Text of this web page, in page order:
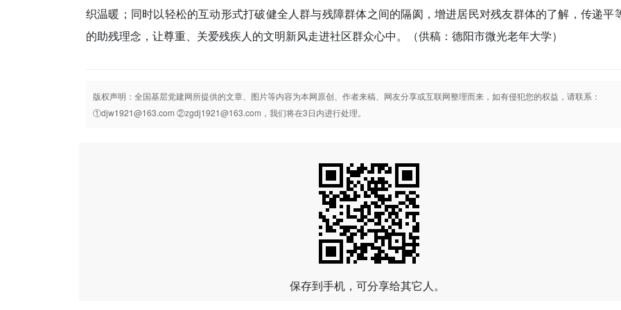
织温暖；同时以轻松的互动形式打破健全人群与残障群体之间的隔阂，增进居民对残友群体的了解，传递平
的助残理念，让尊重、关爱残疾人的文明新风走进社区群众心中。
（供稿：德阳市微光老年大学）
版权声明：全国基层党建网所提供的文章、图片等内容为本网原创、作者来稿、网友分享或互联网整理而来，如有侵犯您的权益，请联系：
①djw1921@163.com ②zgdj1921@163.com，我们将在3日内进行处理。
保存到手机，可分享给其它人。